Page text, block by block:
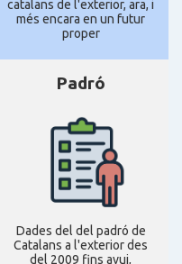
catalans de l'exterior, ara, i
més encara en un futur
proper
Padró
Dades del del padró de
Catalans a l'exterior des
del 2009 fins avui,